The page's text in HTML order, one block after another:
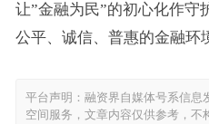
让”金融为民”的初心化作守
公平、诚信、普惠的金融环
平台声明：融资界自媒体号系信息
空间服务，文章内容仅供参考，不